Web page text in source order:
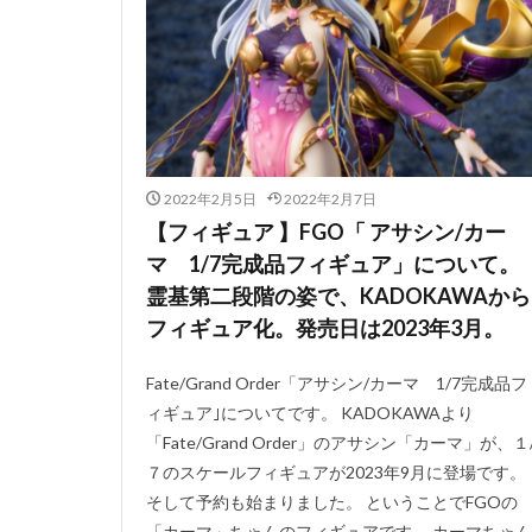
2022年2月5日 2022年2月7日
【フィギュア 】FGO「 アサシン/カー
マ 1/7完成品フィギュア」について。
霊基第二段階の姿で、KADOKAWAから
フィギュア化。発売日は2023年3月。
Fate/Grand Order「アサシン/カーマ 1/7完成品フ
ィギュア｣についてです。 KADOKAWAより
「Fate/Grand Order」のアサシン「カーマ」が、
７のスケールフィギュアが2023年9月に登場です。
そして予約も始まりました。 ということでFGOの